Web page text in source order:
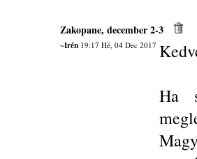
Zakopane, december 2-3
~Irén19:17 Hé, 04 Dec 2017
Ha